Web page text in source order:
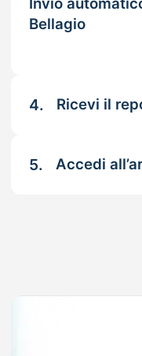
Invio
Bellagio
4. Ricevi il
5. Accedi